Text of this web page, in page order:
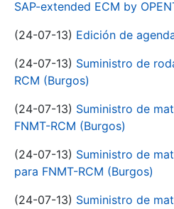
SAP-extended ECM by
(24-07-13) Edición de
(24-07-13) Suministro de
RCM (Burgos)
(24-07-13) Suministro de
FNMT-RCM (Burgos)
(24-07-13) Suministro de
para FNMT-RCM (Burgos)
(24-07-13) Suministro de